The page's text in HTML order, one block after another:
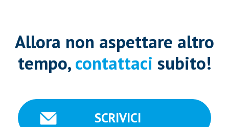
Allora non aspettare altro
tempo,contattaci subito!
SCRIVICI